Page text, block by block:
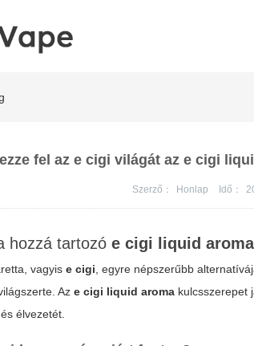
fel az e cigi világát az e cigi
Szerző： Honlap Idő：
hozzá tartozóe cigi liquid aroma
vagyise cigi , egyre népszerűbb
Aze cigi liquid aroma kulcsszerepet
élvezetét.